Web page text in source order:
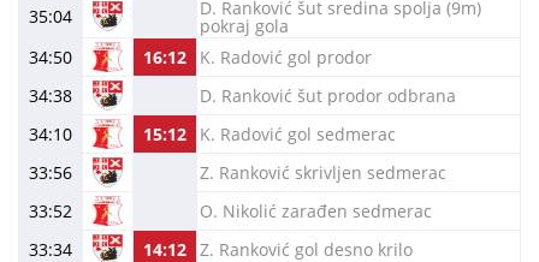
35:04
D. Ranković šut sredina spolja (9m)
pokraj gola
34:50
16:12
K. Radović gol prodor
34:38
D. Ranković šut prodor odbrana
34:10
15:12
K. Radović gol sedmerac
33:56
Z. Ranković skrivljen sedmerac
33:52
O. Nikolić zarađen sedmerac
33:34
14:12 Z. Ranković gol desno krilo